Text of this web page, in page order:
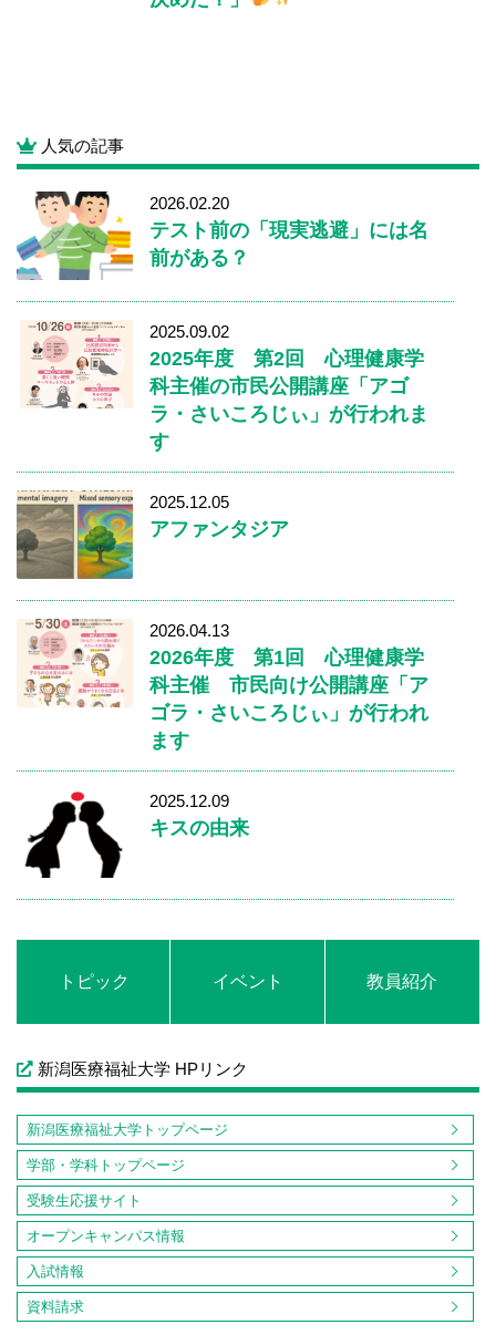
人気の記事
2026.02.20
テスト前の「現実逃避」には名
前がある？
2025.09.02
2025年度 第2回 心理健康学
科主催の市民公開講座「アゴ
ラ・さいころじぃ」が行われま
す
2025.12.05
アファンタジア
2026.04.13
2026年度 第1回 心理健康学
科主催 市民向け公開講座「ア
ゴラ・さいころじぃ」が行われ
ます
2025.12.09
キスの由来
トピック イベント 教員紹介
新潟医療福祉大学 HPリンク
新潟医療福祉大学トップページ
学部・学科トップページ
受験生応援サイト
オープンキャンパス情報
入試情報
資料請求